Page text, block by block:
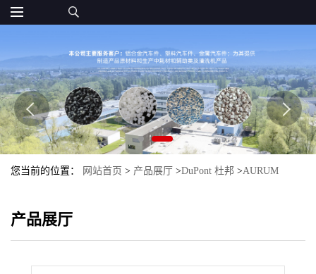
您当前的位置： 网站首页 > 产品展厅 >DuPont 杜邦 >AURUM
产品展厅